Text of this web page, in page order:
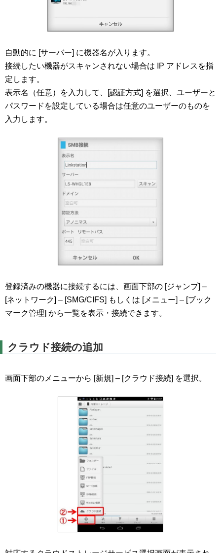
自動的に [サーバー] に機器名が入ります。
接続したい機器がスキャンされない場合は IP アドレスを指
定します。
表示名（任意）を入力して、[認証方式] を選択、ユーザーと
パスワードを設定している場合は任意のユーザーのものを
入力します。
登録済みの機器に接続するには、画面下部の [ジャンプ] –
[ネットワーク] – [SMG/CIFS] もしくは [メニュー] – [ブック
マーク管理] から一覧を表示・接続できます。
クラウド接続の追加
画面下部のメニューから [新規] – [クラウド接続] を選択。